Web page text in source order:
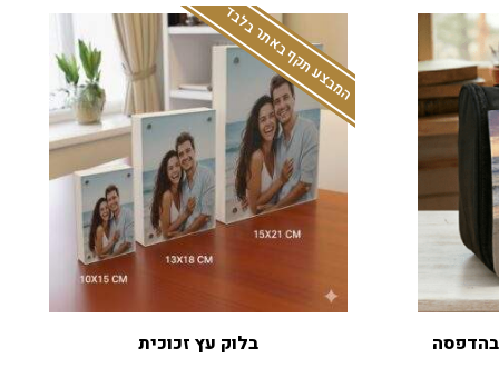
בהדפסה
המבצע תקף באתר בלבד
בלוק עץ זכוכית